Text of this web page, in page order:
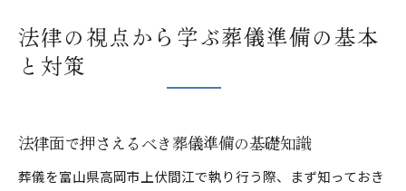
法律の視点から学ぶ葬儀準備の基本
と対策
法律面で押さえるべき葬儀準備の基礎知識
葬儀を富山県高岡市上伏間江で執り行う際、まず知っておき